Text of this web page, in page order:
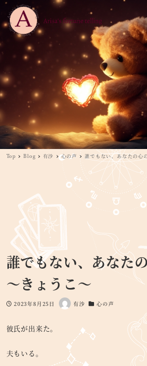
Top Blog 有沙 心の声 誰でもない、あなたの
誰でもない、あなた
～きょうこ～
投稿日
2023年8月25日
著
有沙
カテゴリー
心の声
彼氏が出来た。
夫もいる。